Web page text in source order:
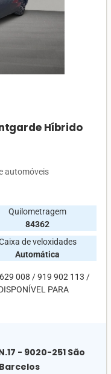
Híbrido
automóveis
Quilometragem
84362
de veloxidades
Automática
629 008 / 919 902 113 /
PARA
- 9020-251 São